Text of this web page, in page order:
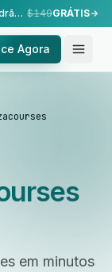
Configuração feita para você — configuração padrão, realizada pela nossa equipe. $149GRÁTIS
Agora
em minutos